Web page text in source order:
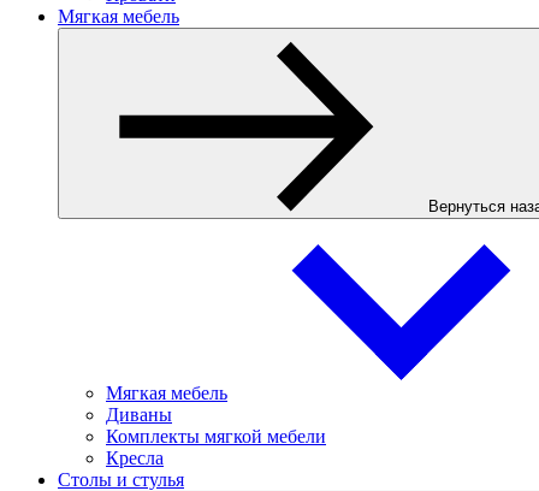
Мягкая мебель
Вернуться
Мягкая мебель
Диваны
Комплекты мягкой мебели
Кресла
Столы и стулья